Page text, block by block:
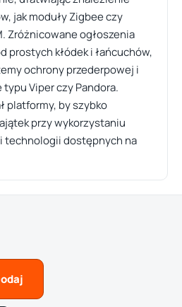
jak moduły Zigbee czy
Zróżnicowane ogłoszenia
prostych kłódek i łańcuchów,
ochrony przederpowej i
Viper czy Pandora.
platformy, by szybko
przy wykorzystaniu
technologii dostępnych na